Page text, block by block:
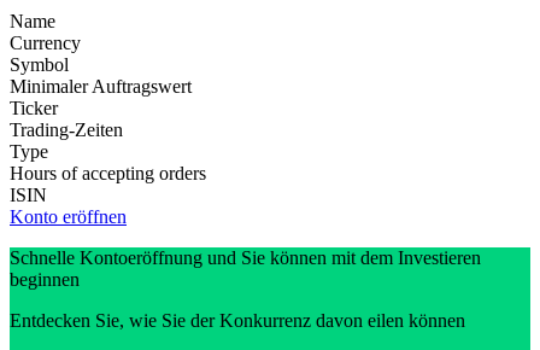
Name
Currency
Symbol
Minimaler Auftragswert
Ticker
Trading-Zeiten
Type
Hours of accepting orders
ISIN
Konto eröffnen
Schnelle Kontoeröffnung und Sie können mit dem Investieren
beginnen
Entdecken Sie, wie Sie der Konkurrenz davon eilen können